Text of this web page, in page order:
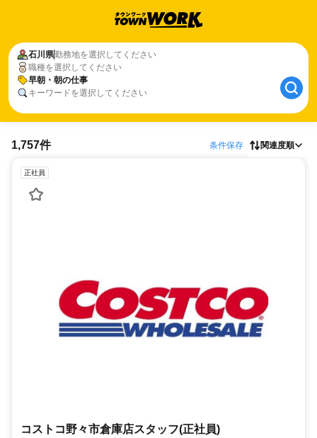
石川県勤務地を選択してください
職種を選択してください
早朝・朝の仕事
キーワードを選択してください
1,757件 条件保存 関連度順
正社員
コストコ野々市倉庫店スタッフ(正社員)